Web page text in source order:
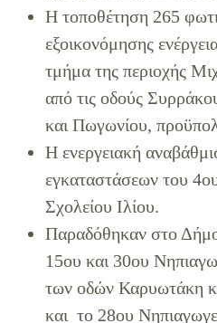
Η τοποθέτηση 265
εξοικονόμησης
τμήμα της περιοχής
από τις οδούς
και Πωγωνίου,
Η ενεργειακή
εγκαταστάσεων του
Σχολείου Ιλίου.
Παραδόθηκαν στο
15ου και 30ου
των οδών Καρυωτάκη
και το 28ου